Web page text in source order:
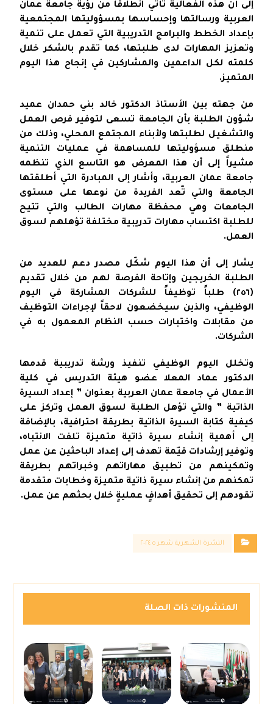
إلى أن هذه الفعالية تأتي انطلاقاً من رؤية جامعة عمان
العربية ورسالتها وإحساسها بمسؤوليتها المجتمعية
بإعداد الخطط والبرامج التدريبية التي تعمل على تنمية
وتعزيز المهارات لدى طلبتها، كما تقدم بالشكر خلال
كلمته لكل الداعمين والمشاركين في إنجاح هذا اليوم
المتميز.
من جهته بين الأستاذ الدكتور خالد بني حمدان عميد
شؤون الطلبة بأن الجامعة تسعى لتوفير فرص العمل
والتشغيل لطلبتها ولأبناء المجتمع المحلي، وذلك من
منطلق مسؤوليتها للمساهمة في عمليات التنمية
مشيراً إلى أن هذا المعرض هو التاسع الذي تنظمه
جامعة عمان العربية، وأشار إلى المبادرة التي أطلقتها
الجامعة والتي تّعد الفريدة من نوعها على مستوى
الجامعات وهي محفظة مهارات الطالب والتي تتيح
للطلبة اكتساب مهارات تدريبية مختلفة تؤهلهم لسوق
العمل.
يشار إلى أن هذا اليوم شكّل مصدر دعم للعديد من
الطلبة الخريجين وإتاحة الفرصة لهم من خلال تقديم
(٢٥٦) طلباً توظيفاً للشركات المشاركة في اليوم
الوظيفي، والذين سيخضعون لاحقاً لإجراءات التوظيف
من مقابلات واختبارات حسب النظام المعمول به في
الشركات.
وتخلل اليوم الوظيفي تنفيذ ورشة تدريبية قدمها
الدكتور عماد المعلا عضو هيئة التدريس في كلية
الأعمال في جامعة عمان العربية بعنوان ” إعداد السيرة
الذاتية ” والتي تؤهل الطلبة لسوق العمل وتركز على
كيفية كتابة السيرة الذاتية بطريقة احترافية، بالإضافة
إلى أهمية إنشاء سيرة ذاتية متميزة تلفت الانتباه،
وتوفير إرشادات قيّمة تهدف إلى إعداد الباحثين عن عمل
وتمكينهم من تطبيق مهاراتهم وخبراتهم بطريقة
تمكنهم من إنشاء سيرة ذاتية متميزة وخطابات متقدمة
تقودهم إلى تحقيق أهدافٍ عمليةٍ خلال بحثهم عن عمل.
النشرة الشهرية شهر ٥ ٢٠٢٤
المنشورات ذات الصلة